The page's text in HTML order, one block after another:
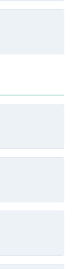
in
Rechtsrisiko:
Rückrufe
Haftung für
Kosten und
/
Halbleitern
und
einer